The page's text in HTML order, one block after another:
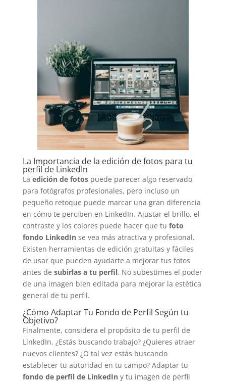
La Importancia de la edición de fotos para tu
perfil de LinkedIn
La edición de fotospuede parecer algo reservado
para fotógrafos profesionales, pero incluso un
pequeño retoque puede marcar una gran diferencia
en cómo te perciben en LinkedIn. Ajustar el brillo, el
contraste y los colores puede hacer que tu foto
fondo LinkedInse vea más atractiva y profesional.
Existen herramientas de edición gratuitas y fáciles
de usar que pueden ayudarte a mejorar tus fotos
antes de subirlas a tu perfil. No subestimes el poder
de una imagen bien editada para mejorar la estética
general de tu perfil.
¿Cómo Adaptar Tu Fondo de Perfil Según tu
Objetivo?
Finalmente, considera el propósito de tu perfil de
LinkedIn. ¿Estás buscando trabajo? ¿Quieres atraer
nuevos clientes? ¿O tal vez estás buscando
establecer tu autoridad en tu campo? Adaptar tu
fondo de perfil de LinkedIny tu imagen de perfil